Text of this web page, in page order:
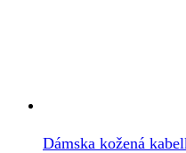
Dámska kožená